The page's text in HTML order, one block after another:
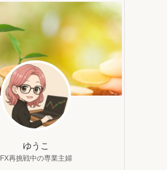
ゆうこ
FX再挑戦中の専業主婦